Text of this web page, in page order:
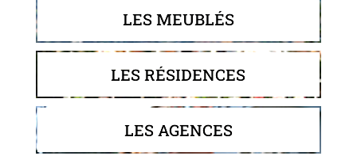
LES MEUBLÉS
LES RÉSIDENCES
LES AGENCES